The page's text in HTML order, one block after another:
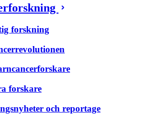
forskning
forskare
och reportage